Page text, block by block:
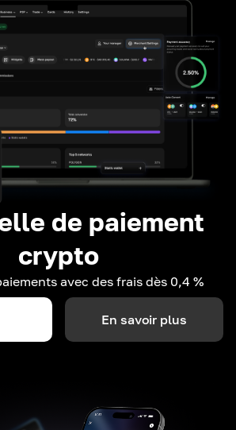
de paiement
crypto
avec des frais dès 0,4 %
En savoir plus